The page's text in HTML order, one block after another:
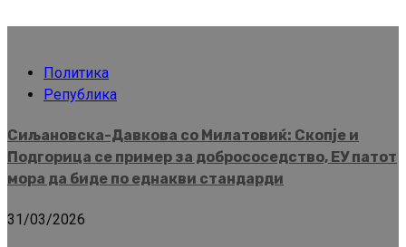
Политика
Република
Сиљановска-Давкова со Милатовиќ: Скопје и
Подгорица се пример за добрососедство, ЕУ патот
мора да биде по еднакви стандарди
31/03/2026